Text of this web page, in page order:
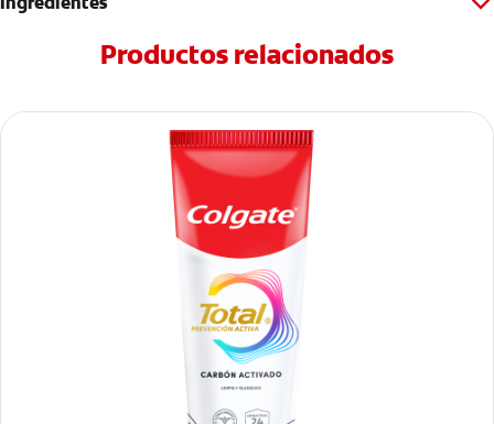
Productos relacionados